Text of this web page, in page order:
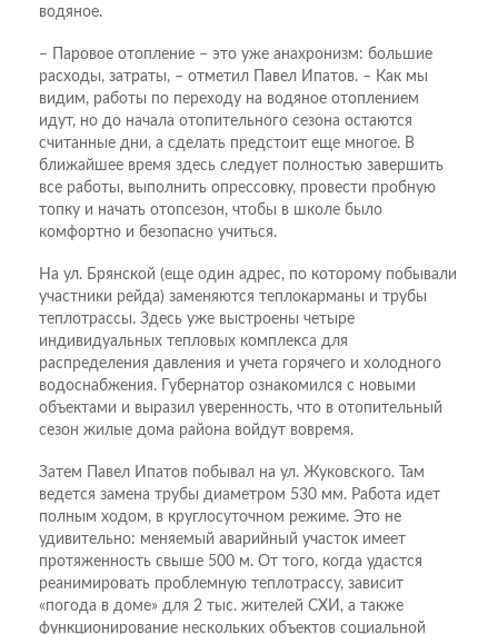
водяное.
– Паровое отопление – это уже анахронизм: большие
расходы, затраты, – отметил Павел Ипатов. – Как мы
видим, работы по переходу на водяное отоплением
идут, но до начала отопительного сезона остаются
считанные дни, а сделать предстоит еще многое. В
ближайшее время здесь следует полностью завершить
все работы, выполнить опрессовку, провести пробную
топку и начать отопсезон, чтобы в школе было
комфортно и безопасно учиться.
На ул. Брянской (еще один адрес, по которому побывали
участники рейда) заменяются теплокарманы и трубы
теплотрассы. Здесь уже выстроены четыре
индивидуальных тепловых комплекса для
распределения давления и учета горячего и холодного
водоснабжения. Губернатор ознакомился с новыми
объектами и выразил уверенность, что в отопительный
сезон жилые дома района войдут вовремя.
Затем Павел Ипатов побывал на ул. Жуковского. Там
ведется замена трубы диаметром 530 мм. Работа идет
полным ходом, в круглосуточном режиме. Это не
удивительно: меняемый аварийный участок имеет
протяженность свыше 500 м. От того, когда удастся
реанимировать проблемную теплотрассу, зависит
«погода в доме» для 2 тыс. жителей СХИ, а также
функционирование нескольких объектов социальной